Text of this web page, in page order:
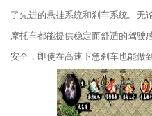
了先进的悬挂系统和刹车系统。无
摩托车都能提供稳定而舒适的驾驶
安全，即使在高速下急刹车也能做